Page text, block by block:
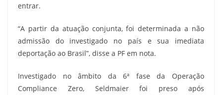
entrar.
“A partir da atuação conjunta, foi determinada a não
admissão do investigado no país e sua imediata
deportação ao Brasil”, disse a PF em nota.
Investigado no âmbito da 6ª fase da Operação
Compliance Zero, Seldmaier foi preso após